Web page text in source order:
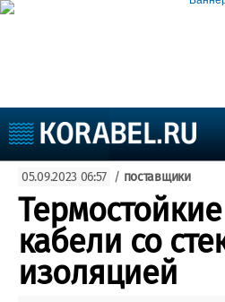
Судоходство
Судоремонт
События
Пресс-релизы
Порты
ВМФ
Образование
05.09.2023 06:57 / поставщики
кабели со
изоляцией